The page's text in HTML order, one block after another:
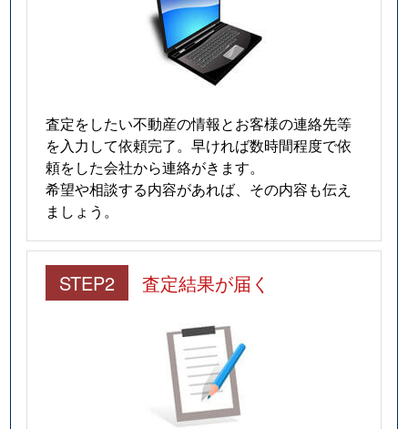
査定をしたい不動産の情報とお客様の連絡先等
を入力して依頼完了。早ければ数時間程度で依
頼をした会社から連絡がきます。
希望や相談する内容があれば、その内容も伝え
ましょう。
STEP2 査定結果が届く